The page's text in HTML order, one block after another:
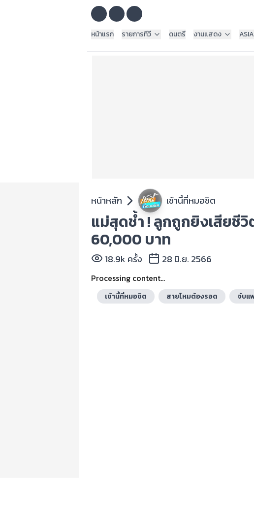
หน้าแรก
รายการทีวี ดนตรี งานแสดง ASIA
หน้าหลัก เช้านี้ที่หมอชิต
แม่สุดช้ำ ! ลูกถูกยิงเสียชีวิ
60,000 บาท
18.9k ครั้ง 28 มิ.ย. 2566
Processing content...
เช้านี้ที่หมอชิต สายไหมต้องรอด จับแ